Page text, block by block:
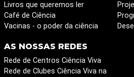
Livros que queremos ler
Café de Ciência
Vacinas - o poder da ciência
AS NOSSAS REDES
Rede de Centros Ciência Viva
Rede de Clubes Ciência Viva na